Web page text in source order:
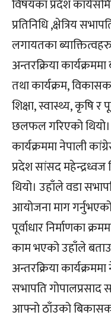
विषयका प्रदेश
प्रतिनिधि ,क्षेत्रिय
लगायतका
अन्तरक्रिया
तथा कार्यक्रम,
शिक्षा, स्वास्थ्य, कृषि र
छलफल गरिएको थियो।
कार्यक्रममा नेपाली
प्रदेश सांसद
थियो। उहाँले वडा
आयोजना माग
पूर्वाधार निर्माणका
काम भएको उहाँले
अन्तरक्रिया
सभापति
आफ्नो ठाँउको